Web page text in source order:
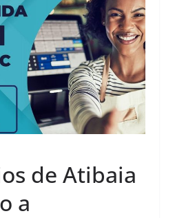
de Atibaia
a